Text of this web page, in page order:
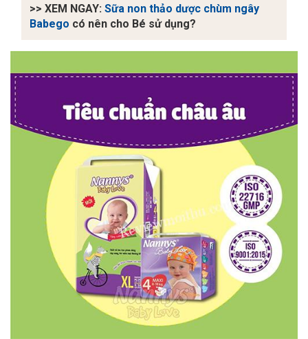
>> XEM NGAY: Sữa non thảo dược chùm ngây
Babego có nên cho Bé sử dụng?